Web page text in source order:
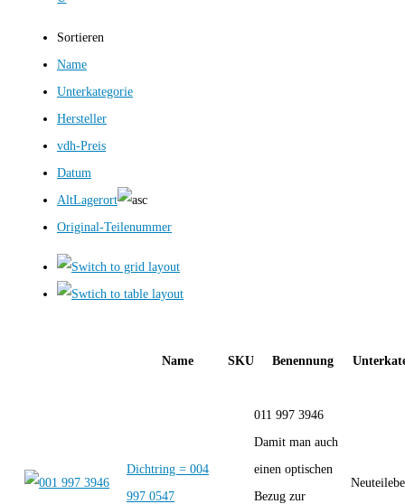
Sortieren
Name
Unterkategorie
Hersteller
vdh-Preis
Datum
AltLagerort
Original-Teilenummer
Name SKU Benennung
Dichtring = 004
997 0547
011 997 3946
Damit man auch
einen optischen
Bezug zur